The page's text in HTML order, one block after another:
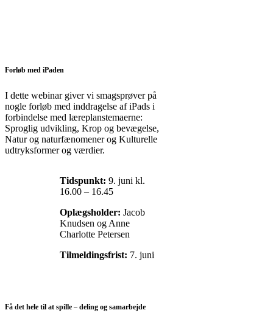
Forløb med iPaden
I dette webinar giver vi smagsprøver på
nogle forløb med inddragelse af iPads i
forbindelse med læreplanstemaerne:
Sproglig udvikling, Krop og bevægelse,
Natur og naturfænomener og Kulturelle
udtryksformer og værdier.
Tidspunkt: 9. juni kl.
16.00 – 16.45
Oplægsholder: Jacob
Knudsen og Anne
Charlotte Petersen
Tilmeldingsfrist: 7. juni
Få det hele til at spille – deling og samarbejde